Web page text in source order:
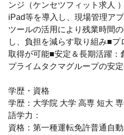
ンジ（ケンセツフィット求人
iPad等を導入し、現場管理ア
ツールの活用により残業時間
し、負担を減らす取り組み■
取得が可能■安定＆長期活躍：
プライムタクマグループの安
学歴・資格
学歴：大学院 大学 高専 短大
語学力：
資格：第一種運転免許普通自